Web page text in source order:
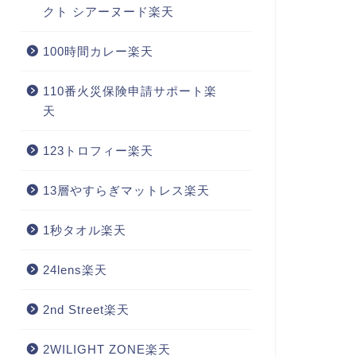
クト シアーヌード楽天
100時間カレー楽天
110番火災保険申請サポート楽
天
123トロフィー楽天
13層やすらぎマットレス楽天
1秒タオル楽天
24lens楽天
2nd Street楽天
2WILIGHT ZONE楽天